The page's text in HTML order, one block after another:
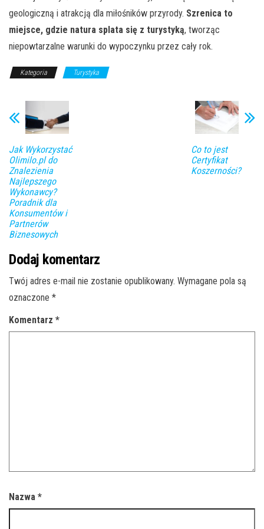
geologiczną i atrakcją dla miłośników przyrody. Szrenica to
miejsce, gdzie natura splata się z turystyką, tworząc
niepowtarzalne warunki do wypoczynku przez cały rok.
Kategoria Turystyka
Jak Wykorzystać
Olimilo.pl do
Znalezienia
Najlepszego
Wykonawcy?
Poradnik dla
Konsumentów i
Partnerów
Biznesowych
Co to jest
Certyfikat
Koszerności?
Dodaj komentarz
Twój adres e-mail nie zostanie opublikowany. Wymagane pola są
oznaczone *
Komentarz *
Nazwa *